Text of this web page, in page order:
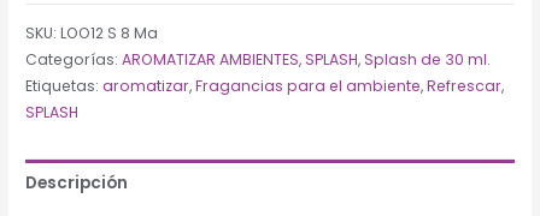
Mango
cantidad
SKU:LOO12 S 8 Ma
Categorías:AROMATIZAR AMBIENTES,SPLASH,Splash de 30 ml.
Etiquetas:aromatizar,Fragancias para el ambiente,Refrescar,
SPLASH
Descripción